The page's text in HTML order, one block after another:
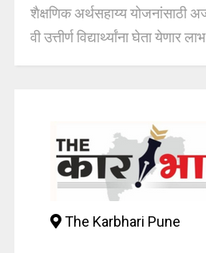
शैक्षणिक अर्थसहाय्य योजनांसाठी
वी उत्तीर्ण विद्यार्थ्यांना घेता येणार
The Karbhari Pune